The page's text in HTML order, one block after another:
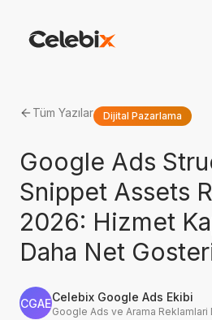
Tüm Yazılar Dijital Pazarlama
Google Ads
Snippet Assets
2026: Hizmet
Daha Net
CGAECelebix Google Ads Ekibi
Google Ads ve Arama Reklamlari